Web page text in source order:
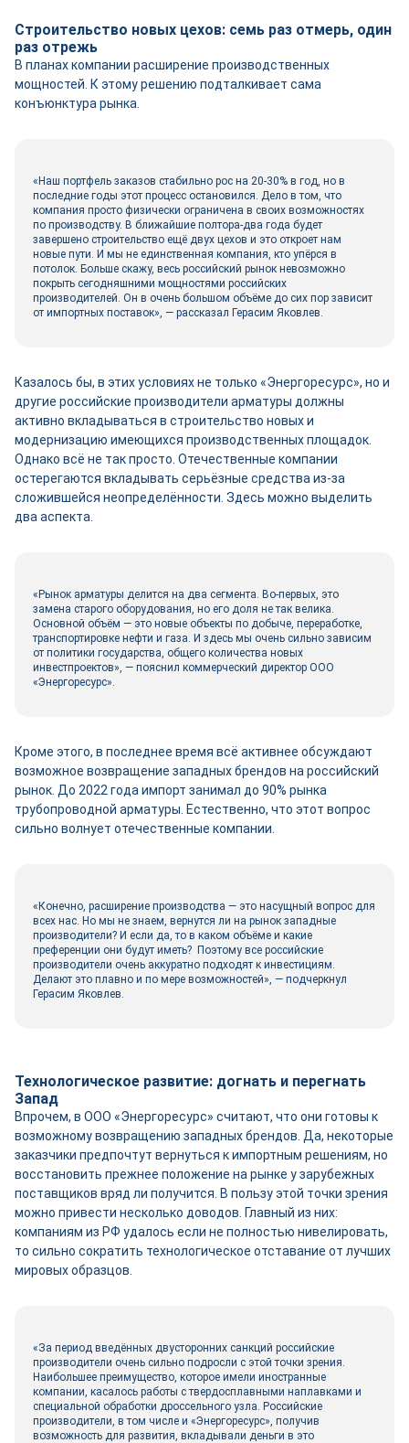
Строительство новых цехов: семь раз отмерь, один
раз отрежь
В планах компании расширение производственных
мощностей. К этому решению подталкивает сама
конъюнктура рынка.
«Наш портфель заказов стабильно рос на 20-30% в год, но в
последние годы этот процесс остановился. Дело в том, что
компания просто физически ограничена в своих возможностях
по производству. В ближайшие полтора-два года будет
завершено строительство ещё двух цехов и это откроет нам
новые пути. И мы не единственная компания, кто упёрся в
потолок. Больше скажу, весь российский рынок невозможно
покрыть сегодняшними мощностями российских
производителей. Он в очень большом объёме до сих пор зависит
от импортных поставок», — рассказал Герасим Яковлев.
Казалось бы, в этих условиях не только «Энергоресурс», но и
другие российские производители арматуры должны
активно вкладываться в строительство новых и
модернизацию имеющихся производственных площадок.
Однако всё не так просто. Отечественные компании
остерегаются вкладывать серьёзные средства из-за
сложившейся неопределённости. Здесь можно выделить
два аспекта.
«Рынок арматуры делится на два сегмента. Во-первых, это
замена старого оборудования, но его доля не так велика.
Основной объём — это новые объекты по добыче, переработке,
транспортировке нефти и газа. И здесь мы очень сильно зависим
от политики государства, общего количества новых
инвестпроектов», — пояснил коммерческий директор ООО
«Энергоресурс».
Кроме этого, в последнее время всё активнее обсуждают
возможное возвращение западных брендов на российский
рынок. До 2022 года импорт занимал до 90% рынка
трубопроводной арматуры. Естественно, что этот вопрос
сильно волнует отечественные компании.
«Конечно, расширение производства — это насущный вопрос для
всех нас. Но мы не знаем, вернутся ли на рынок западные
производители? И если да, то в каком объёме и какие
преференции они будут иметь? Поэтому все российские
производители очень аккуратно подходят к инвестициям.
Делают это плавно и по мере возможностей», — подчеркнул
Герасим Яковлев.
Технологическое развитие: догнать и перегнать
Запад
Впрочем, в ООО «Энергоресурс» считают, что они готовы к
возможному возвращению западных брендов. Да, некоторые
заказчики предпочтут вернуться к импортным решениям, но
восстановить прежнее положение на рынке у зарубежных
поставщиков вряд ли получится. В пользу этой точки зрения
можно привести несколько доводов. Главный из них:
компаниям из РФ удалось если не полностью нивелировать,
то сильно сократить технологическое отставание от лучших
мировых образцов.
«За период введённых двусторонних санкций российские
производители очень сильно подросли с этой точки зрения.
Наибольшее преимущество, которое имели иностранные
компании, касалось работы с твердосплавными наплавками и
специальной обработки дроссельного узла. Российские
производители, в том числе и «Энергоресурс», получив
возможность для развития, вкладывали деньги в это